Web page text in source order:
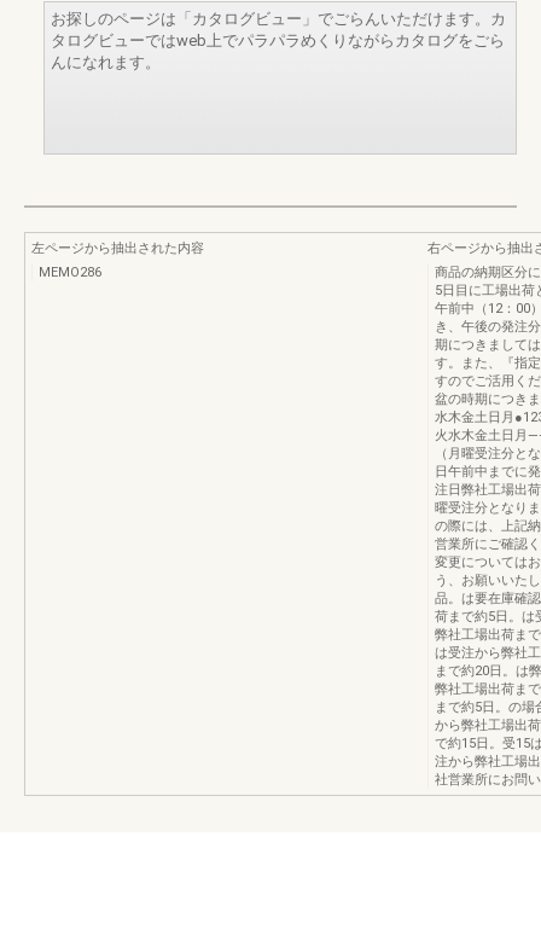
お探しのページは「カタログビュー」でごらんいただけます。カ
タログビューではweb上でパラパラめくりながらカタログをごら
んになれます。
左ページから抽出された内容
MEMO286
右ページから抽出
商品の納期区分
5日目に工場出
午前中（12：00
き、午後の発注
期につきまして
す。また、『指
すのでご活用く
盆の時期につき
水木金土日月
火水木金土日月
（月曜受注分と
日午前中までに
注日弊社工場出
曜受注分となり
の際には、上記
営業所にご確認
変更については
う、お願いいた
品。は要在庫確
荷まで約5日。は
弊社工場出荷ま
は受注から弊社
まで約20日。は
弊社工場出荷ま
まで約5日。の場
から弊社工場出
で約15日。受15
注から弊社工場
社営業所にお問